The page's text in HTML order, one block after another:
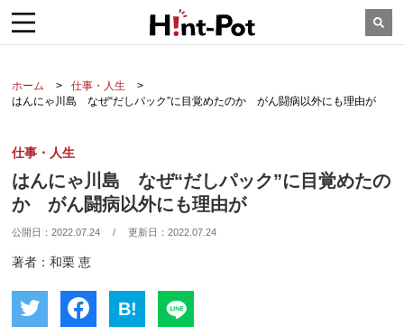
ホーム
仕事・人生
はんにゃ川島 なぜ“だしパック”に目覚めたのか がん闘病以外にも理由が
仕事・人生
はんにゃ川島 なぜ“だしパック”に目覚めたの
か がん闘病以外にも理由が
公開日：2022.07.24 / 更新日：2022.07.24
著者：和栗 恵
B!